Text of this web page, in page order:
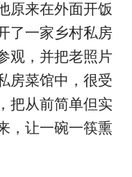
原来在外面开饭
了一家乡村私房
观，并把老照片
房菜馆中，很受
把从前简单但实
，让一碗一筷熏